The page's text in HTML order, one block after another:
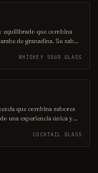
equilibrado que combina
de granadina. Su sabor
y frescura. Ideal para
es un clásico que nunca
WHISKEY SOUR GLASS
que combina sabores
una experiencia única y
lo convierten en una
llevar por la energía
COCKTAIL GLASS